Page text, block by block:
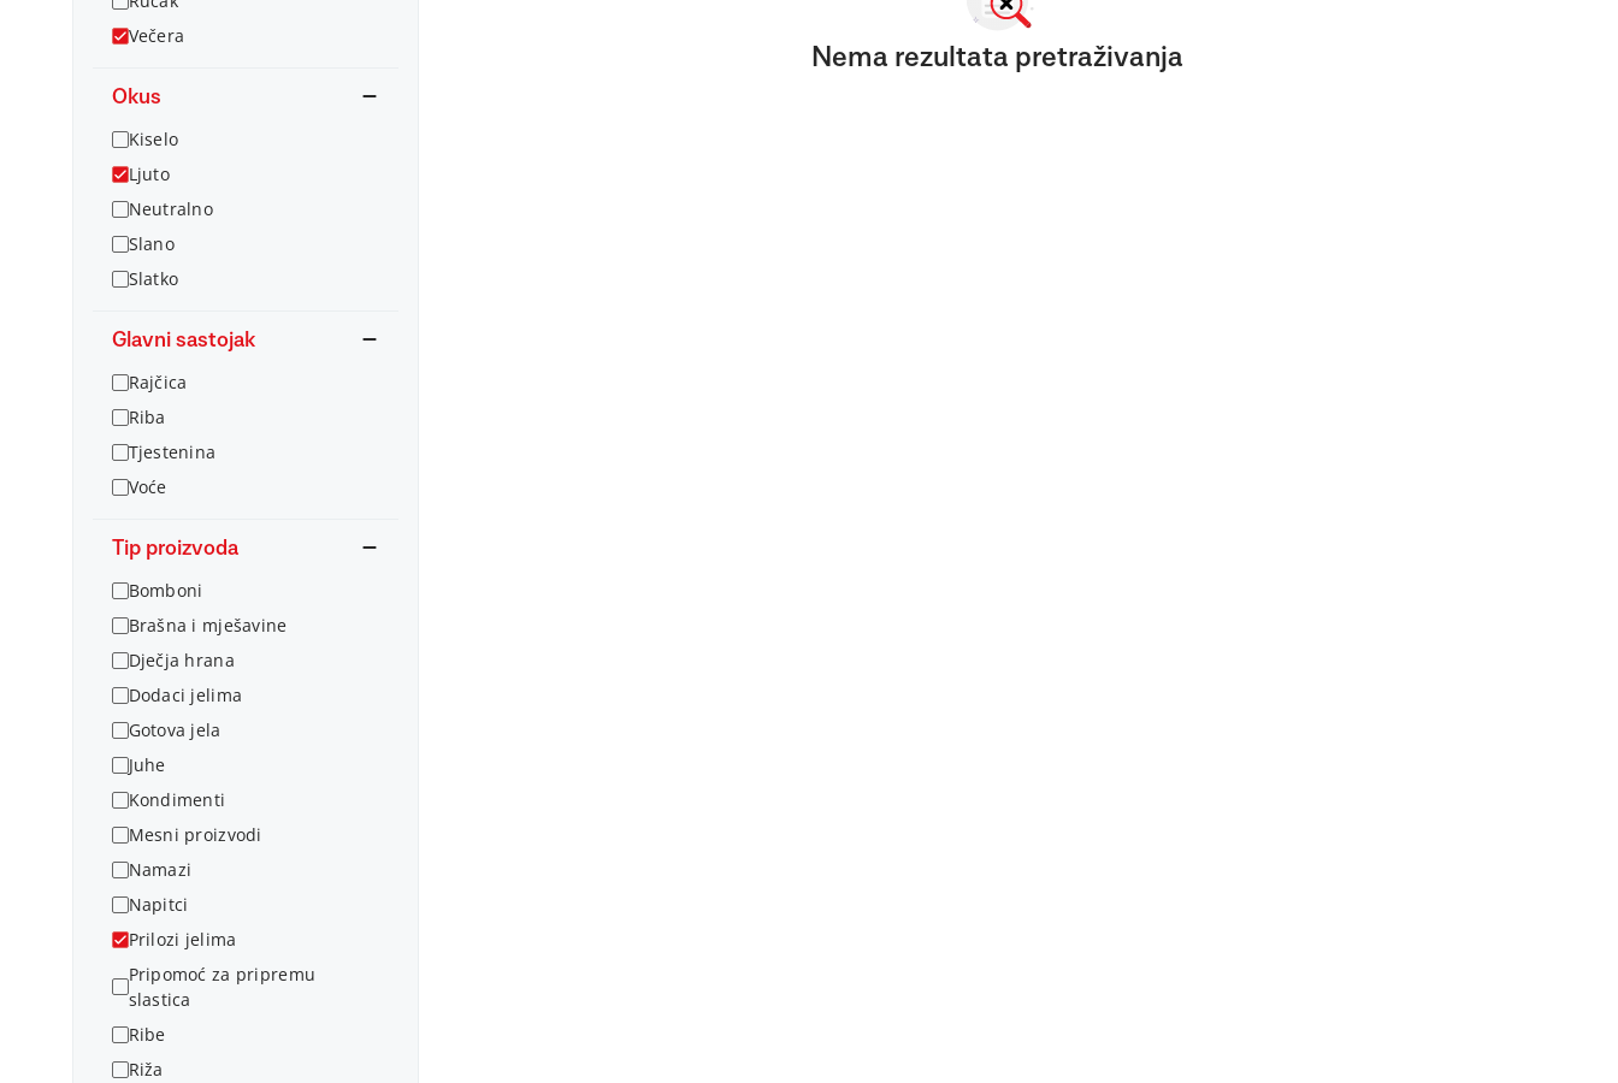
Večera
Okus
Kiselo
Ljuto
Neutralno
Slano
Slatko
Glavni sastojak
Rajčica
Riba
Tjestenina
Voće
Tip proizvoda
Bomboni
Brašna i mješavine
Dječja hrana
Dodaci jelima
Gotova jela
Juhe
Kondimenti
Mesni proizvodi
Namazi
Napitci
Prilozi jelima
Pripomoć za pripremu
slastica
Ribe
Riža
Nema rezultata pretraživanja